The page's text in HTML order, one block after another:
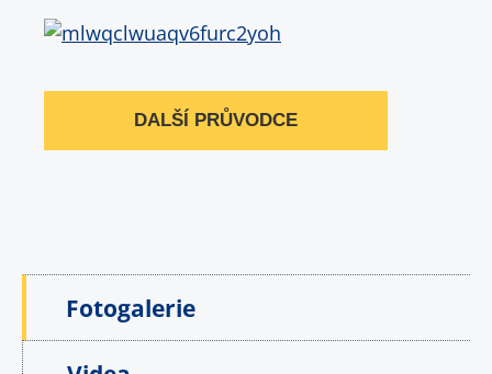
DALŠÍ PRŮVODCE
Fotogalerie